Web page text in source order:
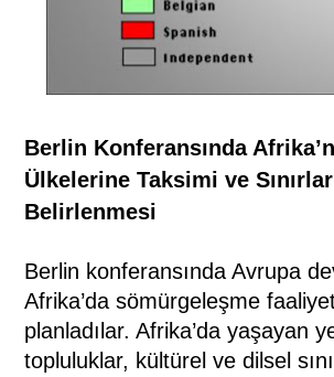
Berlin Konferansında
Ülkelerine Taksimi ve
Belirlenmesi
Berlin konferansında Avrupa
Afrika’da sömürgeleşme
planladılar. Afrika’da yaşayan
topluluklar, kültürel ve dilsel